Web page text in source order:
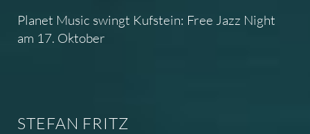
Planet Music swingt Kufstein: Free Jazz Night
am 17. Oktober
STEFAN FRITZ